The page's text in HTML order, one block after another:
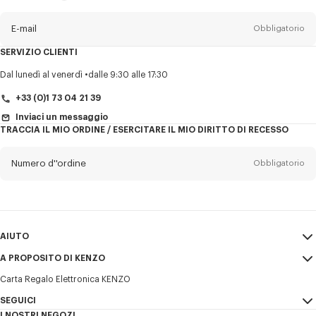
E-mail Obbligatorio
TitoloObbligatorio
che possono essere personalizzati, in particolare sui social network e
SERVIZIO CLIENTI
Dal lunedì al venerdì dalle 9:30 alle 17:30
+33 (0)1 73 04 21 39
Inviaci un messaggio
TRACCIA IL MIO ORDINE / ESERCITARE IL MIO DIRITTO DI RECESSO
Numero d''ordine Obbligatorio
AIUTO
Il mio account
Guida alle taglie
FAQ
A PROPOSITO DI KENZO
Condizioni di vendita
Note Legali e Termini di utilizzo
Carta Regalo Elettronica KENZO
SEGUICI